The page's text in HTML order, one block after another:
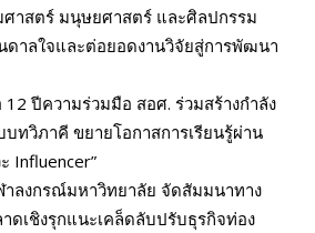
าสตร์ มนุษยศาสตร์ และศิลปกรรม
ดาลใจและต่อยอดงานวิจัยสู่การพัฒนา
ปีความร่วมมือ สอศ. ร่วมสร้างกำลัง
ทวิภาคี ขยายโอกาสการเรียนรู้ผ่าน
Influencer”
ลงกรณ์มหาวิทยาลัย จัดสัมมนาทาง
ดเชิงรุกแนะเคล็ดลับปรับธุรกิจท่อง